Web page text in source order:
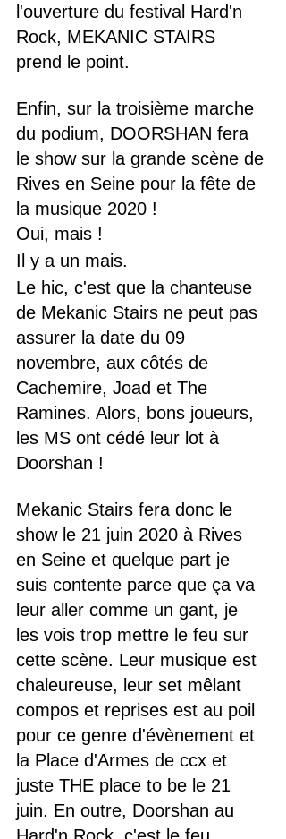
l'ouverture du festival Hard'n
Rock, MEKANIC STAIRS
prend le point.
Enfin, sur la troisième marche
du podium, DOORSHAN fera
le show sur la grande scène de
Rives en Seine pour la fête de
la musique 2020 !
Oui, mais !
Il y a un mais.
Le hic, c'est que la chanteuse
de Mekanic Stairs ne peut pas
assurer la date du 09
novembre, aux côtés de
Cachemire, Joad et The
Ramines. Alors, bons joueurs,
les MS ont cédé leur lot à
Doorshan !
Mekanic Stairs fera donc le
show le 21 juin 2020 à Rives
en Seine et quelque part je
suis contente parce que ça va
leur aller comme un gant, je
les vois trop mettre le feu sur
cette scène. Leur musique est
chaleureuse, leur set mêlant
compos et reprises est au poil
pour ce genre d'évènement et
la Place d'Armes de ccx et
juste THE place to be le 21
juin. En outre, Doorshan au